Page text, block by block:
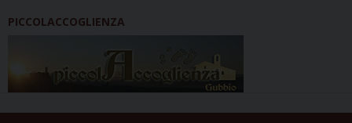
PICCOLACCOGLIENZA